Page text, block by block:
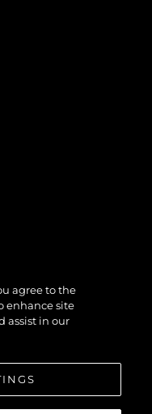
agree to the
enhance site
assist in our